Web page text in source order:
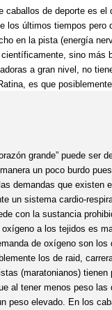
de deporte es
los últimos tiempos pero
en la pista (energía
sino más
a gran nivel, no
es que
grande” puede ser
un poco burdo
demandas que existen
un sistema cardio-
con la sustancia
a los tejidos es
de oxígeno son
los de raid,
(maratonianos)
al tener menos peso las
peso elevado. En los